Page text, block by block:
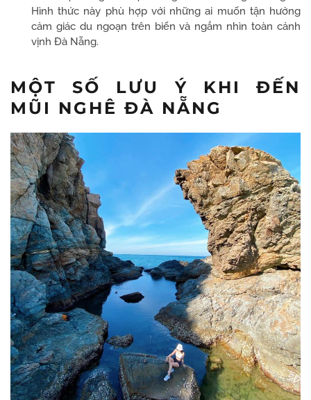
Hình thức này phù hợp với những ai muốn tận hưởng
cảm giác du ngoạn trên biển và ngắm nhìn toàn cảnh
vịnh Đà Nẵng.
MỘT SỐ LƯU Ý KHI ĐẾN
MŨI NGHÊ ĐÀ NẴNG